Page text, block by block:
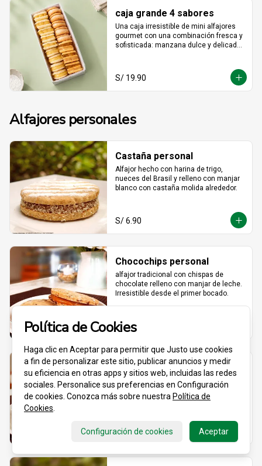
caja grande 4 sabores
Una caja irresistible de mini alfajores
gourmet con una combinación fresca y
sofisticada: manzana dulce y delicada,
equilibrio perfecto entre acidez y
dulzura en cada bocado, ideal para
sorprender y disfrutar.
S/ 19.90
Alfajores personales
Castaña personal
Alfajor hecho con harina de trigo,
nueces del Brasil y relleno con manjar
blanco con castaña molida alrededor.
S/ 6.90
Chocochips personal
alfajor tradicional con chispas de
chocolate relleno con manjar de leche.
Irresistible desde el primer bocado.
S/ 6.90
Clásico especial personal
70% maicena + 30% harina de trigo para
una textura que se derrite al toque.
Relleno de manjar hecho con leche
S/ 6.90
Política de Cookies
Haga clic en Aceptar para permitir que Justo use cookies
a fin de personalizar este sitio, publicar anuncios y medir
su eficiencia en otras apps y sitios web, incluidas las redes
sociales. Personalice sus preferencias en Configuración
de cookies. Conozca más sobre nuestra Política de
Cookies
Configuración de cookies Aceptar